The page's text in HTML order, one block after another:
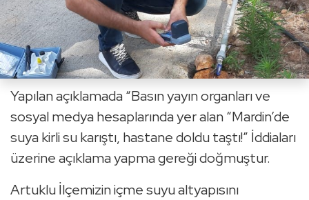
Yapılan açıklamada “Basın yayın organları ve
sosyal medya hesaplarında yer alan “Mardin’de
suya kirli su karıştı, hastane doldu taştı!” İddiaları
üzerine açıklama yapma gereği doğmuştur.
Artuklu İlçemizin içme suyu altyapısını